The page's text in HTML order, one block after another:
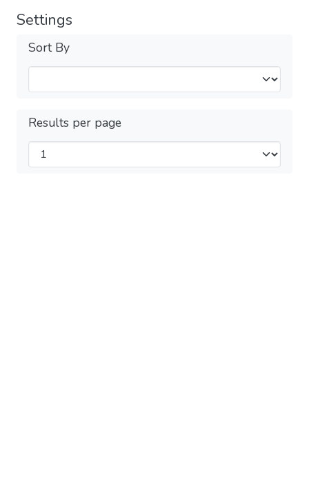
Settings
Sort By
Results per page